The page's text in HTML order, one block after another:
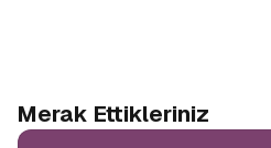
Merak Ettikleriniz